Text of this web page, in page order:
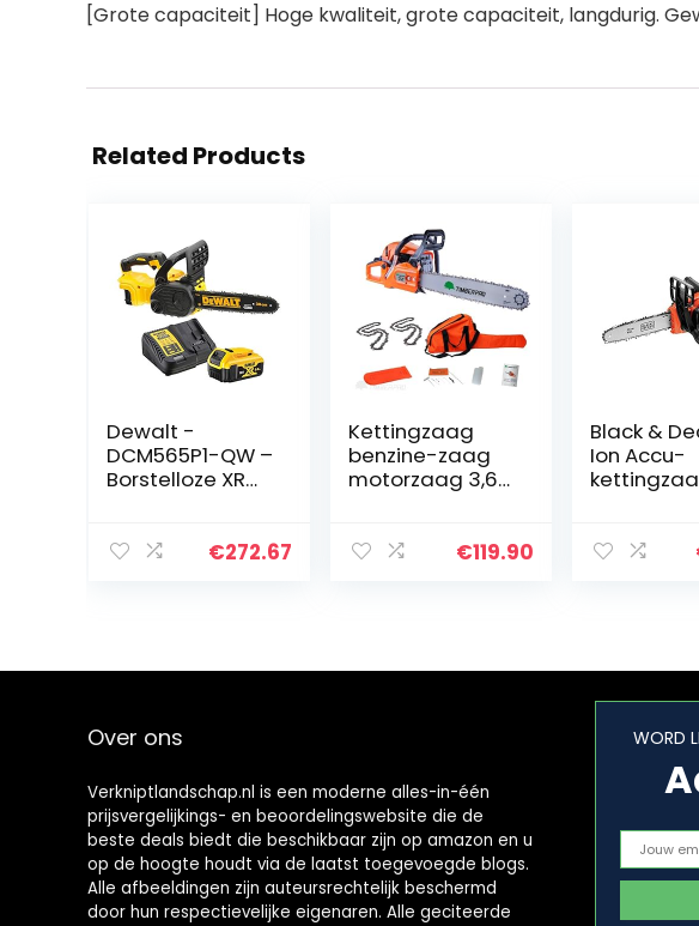
[Grote capaciteit] Hoge kwaliteit, grote capaciteit, langdurig.
Related Products
Dewalt -
DCM565P1-QW –
Borstelloze XR
Draadloze€272.67
Kettingzaag
benzine-zaag
motorzaag 3,6
+ 2 kettingen
€119.90
Black &
Ion Accu-
Oplader,
Over ons
Verkniptlandschap.nl is een moderne alles-in-één
prijsvergelijkings- en beoordelingswebsite die de
beste deals biedt die beschikbaar zijn op amazon en u
op de hoogte houdt via de laatst toegevoegde blogs.
Alle afbeeldingen zijn auteursrechtelijk beschermd
door hun respectievelijke eigenaren. Alle geciteerde
WORD